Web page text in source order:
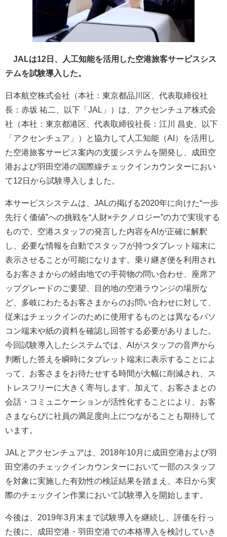
JALは12日、人工知能を活用した空港旅客サービスシス
テムを試験導入した。
日本航空株式会社（本社：東京都品川区、代表取締役社
長：赤坂 祐二、以下「JAL」）は、アクセンチュア株式会
社（本社：東京都港区、代表取締役社長：江川 昌史、以下
「アクセンチュア」）と協力して人工知能（AI）を活用し
た空港旅客サービス案内の支援システムを開発し、成田空
港および羽田空港の国際線チェックインカウンターにおい
て12日から試験導入しました。
本サービスシステムは、JALの掲げる2020年に向けた“一歩
先行く価値”への挑戦を“人財×テクノロジー”の力で実現する
もので、空港スタッフの発言した内容をAIが正確に解釈
し、必要な情報を自動でスタッフが持つタブレット端末に
表示させることが可能になります。乗り継ぎ便を利用され
るお客さまからの経由地での手荷物の問い合わせ、座席ア
ップグレードのご要望、目的地の空港ラウンジの場所な
ど、多岐にわたるお客さまからのお問い合わせに対して、
従来はチェックインのために使用するものとは異なるパソ
コン端末や紙の資料を確認し回答する必要がありました。
今回試験導入したシステムでは、AIがスタッフの音声から
判断した答えを瞬時にタブレット端末に表示することによ
って、お客さまをお待たせする時間が大幅に削減され、ス
トレスフリーに大きく寄与します。加えて、お客さまとの
会話・コミュニケーションが活性化することにより、お客
さまならびに社員の満足度向上につながることも期待して
います。
JALとアクセンチュアは、2018年10月に成田空港および羽
田空港のチェックインカウンターにおいて一部のスタッフ
を対象に実施した有効性の検証結果を踏まえ、本日から実
際のチェックイン作業において試験導入を開始します。
今後は、2019年3月末まで試験導入を継続し、評価を行っ
た後に、成田空港・羽田空港での本格導入を検討していき